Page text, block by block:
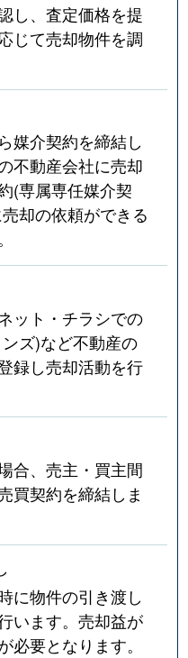
し、査定価格を提
じて売却物件を調
媒介契約を締結し
不動産会社に売却
(専属専任媒介契
却の依頼ができる
ット・チラシでの
ズ)など不動産の
録し売却活動を行
合、売主・買主間
買契約を締結しま
に物件の引き渡し
います。売却益が
必要となります。